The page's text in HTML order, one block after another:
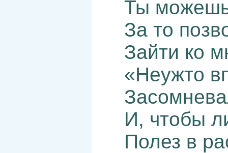
Ты
За то
Зайти ко
«Неужто
И, чтобы
Полез в